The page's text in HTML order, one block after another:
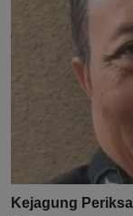
Kejagung